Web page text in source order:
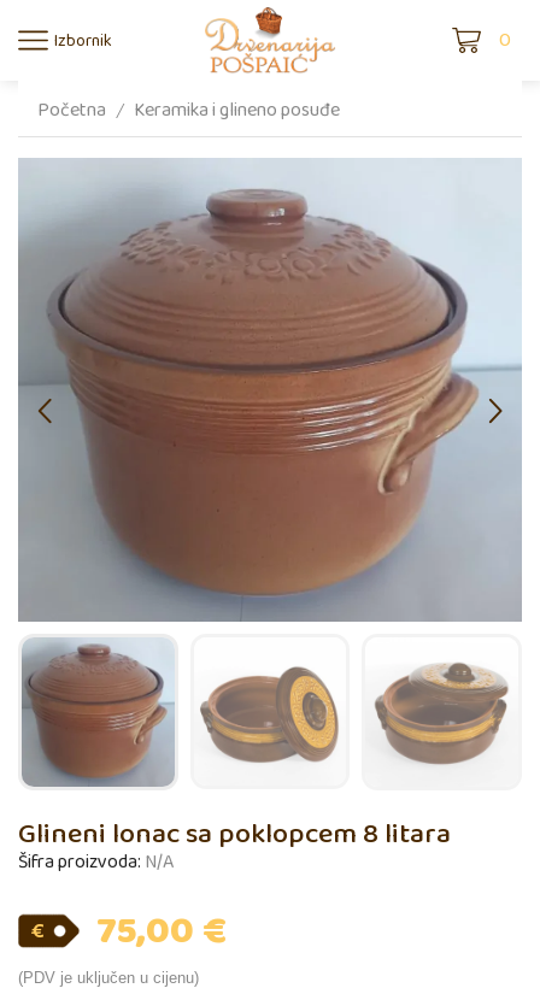
Izbornik 0
Početna / Keramika i glineno posuđe
Glineni lonac sa poklopcem 8 litara
Šifra proizvoda: N/A
75,00€
(PDV je uključen u cijenu)